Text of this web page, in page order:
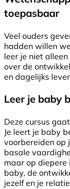
toepasbaar
Veel ouders
hadden willen
leer je niet
over de
en dagelijks
Leer je baby
Deze cursus
Je leert je baby
voorbereiden op
basale
maar op diepere
baby, de
jezelf en je